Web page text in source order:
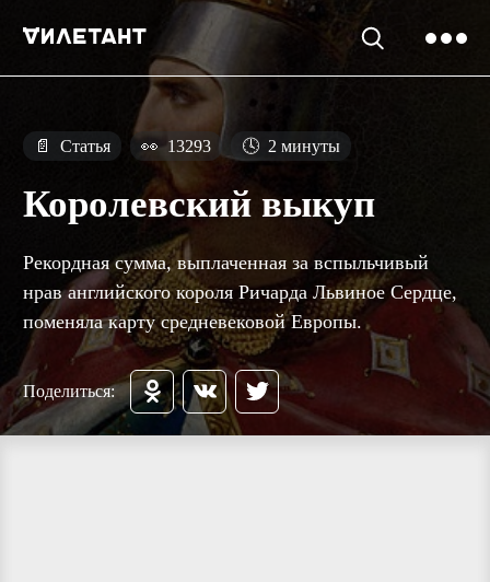
📄 Статья 👀 13293 🕓 2 минуты
Королевский выкуп
Рекордная сумма, выплаченная за вспыльчивый
нрав английского короля Ричарда Львиное Сердце,
поменяла карту средневековой Европы.
Поделиться: